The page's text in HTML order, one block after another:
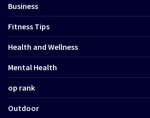
Business
Fitness Tips
Health and Wellness
Mental Health
op rank
Outdoor